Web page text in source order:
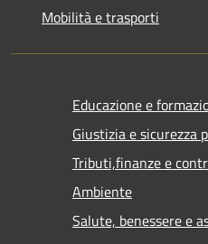
Mobilità e trasporti
Educazione e
Giustizia e sicurezza
Tributi,finanze e
Ambiente
Salute, benessere e